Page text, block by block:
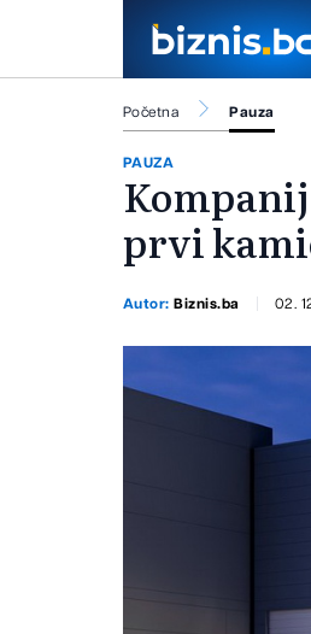
Početna Pauza
PAUZA
prvi
Autor:Biznis.ba 02.